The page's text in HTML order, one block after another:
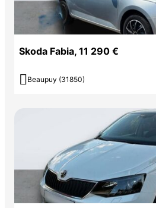
Skoda Fabia, 11 290 €
 Beaupuy (31850)